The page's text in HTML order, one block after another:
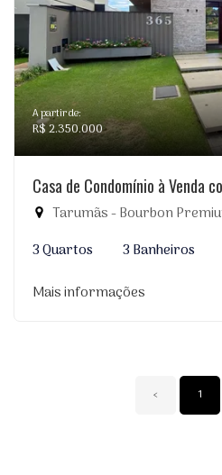
A partir de:
R$ 2.350.000
Casa de Condomínio à Venda
Tarumãs - Bourbon
3 Quartos
3 Banheiros
Mais informações
‹ 1